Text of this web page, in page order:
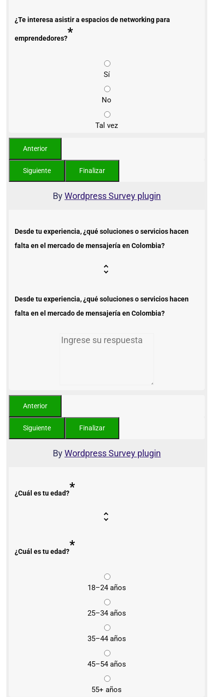
¿Te interesa asistir a espacios de networking para
emprendedores?*
Sí
No
Tal vez
ByWordpress Survey plugin
Desde tu experiencia, ¿qué soluciones o servicios hacen
falta en el mercado de mensajería en Colombia?
Desde tu experiencia, ¿qué soluciones o servicios hacen
falta en el mercado de mensajería en Colombia?
ByWordpress Survey plugin
¿Cuál es tu edad?*
¿Cuál es tu edad?*
18–24 años
25–34 años
35–44 años
45–54 años
55+ años